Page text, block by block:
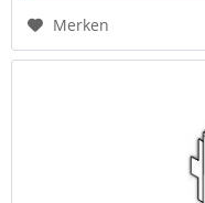
Merken